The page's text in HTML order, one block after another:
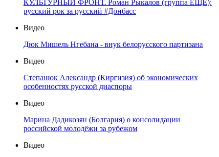
КУЛЬТУРНЫЙ ФРОНТ. Роман Рыкалов (группа ЕЩЁ):
русский рок за русский #Донбасс
Видео
Дюк Мишель Нгебана - внук белорусского партизана
Видео
Степанюк Александр (Киргизия) об экономических
особенностях русской диаспоры
Видео
Марина Дадикозян (Болгария) о консолидации
российской молодёжи за рубежом
Видео